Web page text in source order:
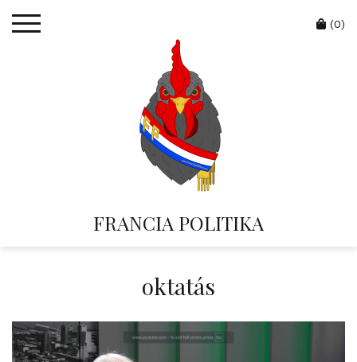
FRANCIA POLITIKA
Cart
(0)
oktatás